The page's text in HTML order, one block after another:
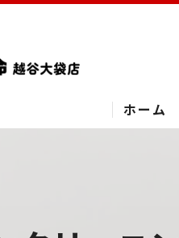
ホーム